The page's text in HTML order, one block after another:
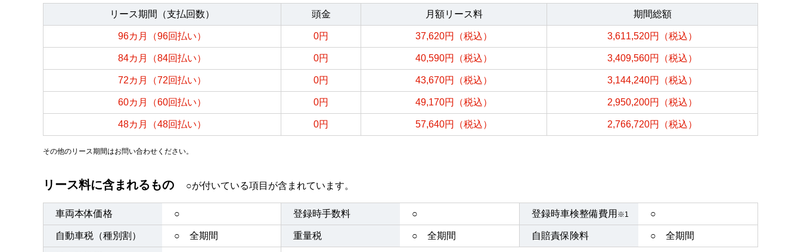
リース期間（支払回数） 頭金 月額リース料 期間総額
96カ月（96回払い） 0円 37,620円（税込） 3,611,520円（税込）
84カ月（84回払い） 0円 40,590円（税込） 3,409,560円（税込）
72カ月（72回払い） 0円 43,670円（税込） 3,144,240円（税込）
60カ月（60回払い） 0円 49,170円（税込） 2,950,200円（税込）
48カ月（48回払い） 0円 57,640円（税込） 2,766,720円（税込）
その他のリース期間はお問い合わせください。
リース料に含まれるもの ○が付いている項目が含まれています。
車両本体価格 ○ 登録時手数料 ○ 登録時車検整備費用 ※1 ○
自動車税（種別割） ○ 全期間 重量税 ○ 全期間 自賠責保険料 ○ 全期間